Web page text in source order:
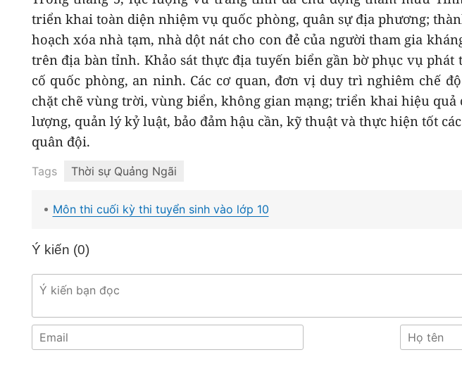
triển khai toàn diện nhiệm vụ quốc phòng, quân sự địa phương;
hoạch xóa nhà tạm, nhà dột nát cho con đẻ của người tham gia
trên địa bàn tỉnh. Khảo sát thực địa tuyến biển gần bờ phục vụ
cố quốc phòng, an ninh. Các cơ quan, đơn vị duy trì nghiêm chế
chặt chẽ vùng trời, vùng biển, không gian mạng; triển khai hiệu
lượng, quản lý kỷ luật, bảo đảm hậu cần, kỹ thuật và thực hiện tốt
quân đội.
Tags Thời sự Quảng Ngãi
Môn thi cuối kỳ thi tuyển sinh vào lớp 10
Ý kiến (0)